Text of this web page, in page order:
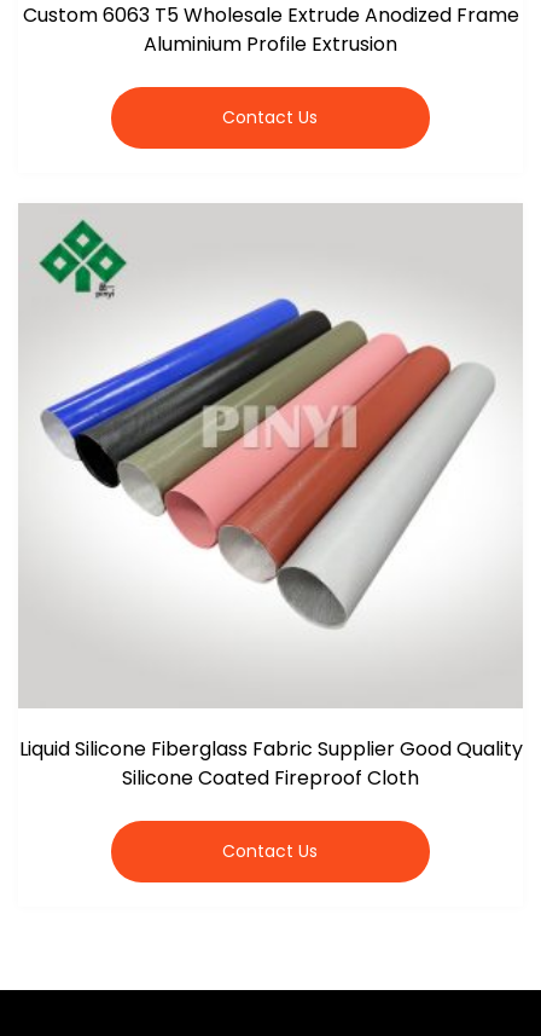
Custom 6063 T5 Wholesale Extrude Anodized Frame
Aluminium Profile Extrusion
Contact Us
Liquid Silicone Fiberglass Fabric Supplier Good Quality
Silicone Coated Fireproof Cloth
Contact Us